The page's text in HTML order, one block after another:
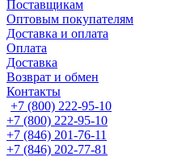
Поставщикам
Оптовым покупателям
Доставка и оплата
Оплата
Доставка
Возврат и обмен
Контакты
+7 (800) 222-95-10
+7 (800) 222-95-10
+7 (846) 201-76-11
+7 (846) 202-77-81